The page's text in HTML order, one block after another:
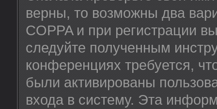
верны, то возможны два
COPPA и при регистрации
следуйте полученным
конференциях требуется,
были активированы
входа в систему. Эта